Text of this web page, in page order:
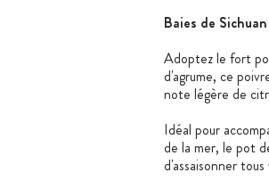
Baies de
Adoptez le fort
d'agrume, ce
note légère de
Idéal pour
de la mer, le pot
d'assaisonner